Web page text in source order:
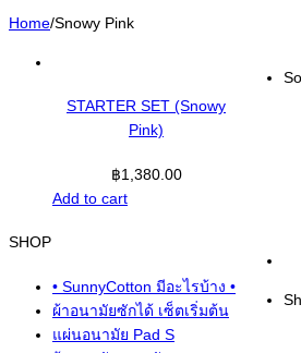
Home/Snowy Pink
STARTER SET (Snowy
Pink)
฿1,380.00
Add to cart
SHOP
• SunnyCotton มีอะไรบ้าง •
ผ้าอนามัยซักได้ เซ็ตเริ่มต้น
แผ่นอนามัย Pad S